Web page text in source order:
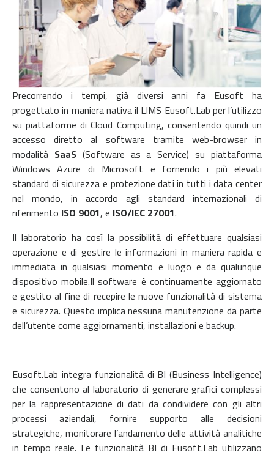
Precorrendo i tempi, già diversi anni fa Eusoft ha
progettato in maniera nativa il LIMS Eusoft.Lab per l’utilizzo
su piattaforme di Cloud Computing, consentendo quindi un
accesso diretto al software tramite web-browser in
modalità SaaS (Software as a Service) su piattaforma
Windows Azure di Microsoft e fornendo i più elevati
standard di sicurezza e protezione dati in tutti i data center
nel mondo, in accordo agli standard internazionali di
riferimento ISO 9001, e ISO/IEC 27001.
Il laboratorio ha così la possibilità di effettuare qualsiasi
operazione e di gestire le informazioni in maniera rapida e
immediata in qualsiasi momento e luogo e da qualunque
dispositivo mobile.Il software è continuamente aggiornato
e gestito al fine di recepire le nuove funzionalità di sistema
e sicurezza. Questo implica nessuna manutenzione da parte
dell’utente come aggiornamenti, installazioni e backup.
Eusoft.Lab integra funzionalità di BI (Business Intelligence)
che consentono al laboratorio di generare grafici complessi
per la rappresentazione di dati da condividere con gli altri
processi aziendali, fornire supporto alle decisioni
strategiche, monitorare l’andamento delle attività analitiche
in tempo reale. Le funzionalità BI di Eusoft.Lab utilizzano